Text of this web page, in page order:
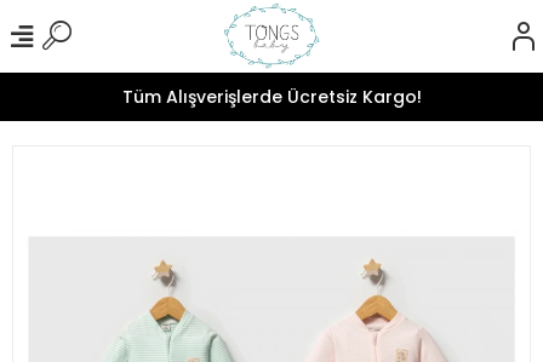
Tüm Alışverişlerde Ücretsiz Kargo!